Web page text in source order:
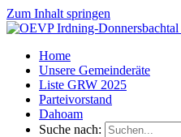
Zum Inhalt springen
Home
Unsere Gemeinderäte
Liste GRW 2025
Parteivorstand
Dahoam
Suche nach: